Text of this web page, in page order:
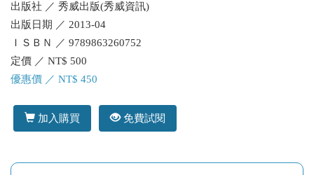
出版社 ／ 秀威出版(秀威資訊)
出版日期 ／ 2013-04
ＩＳＢＮ ／ 9789863260752
定價 ／ NT$ 500
優惠價 ／ NT$ 450
加入購買 免費試閱